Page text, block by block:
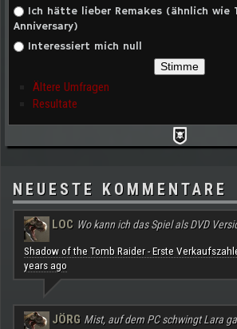
Ich hätte lieber Remakes (ähnlich wie
Anniversary)
Interessiert mich null
Ältere Umfragen
Resultate
NEUESTE KOMMENTARE
LOC Wo kann ich das Spiel als DVD
Shadow of the Tomb Raider - Erste
years ago
JÖRG Mist, auf dem PC schwingt Lara